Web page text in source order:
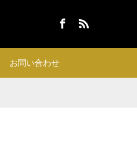
お問い合わせ